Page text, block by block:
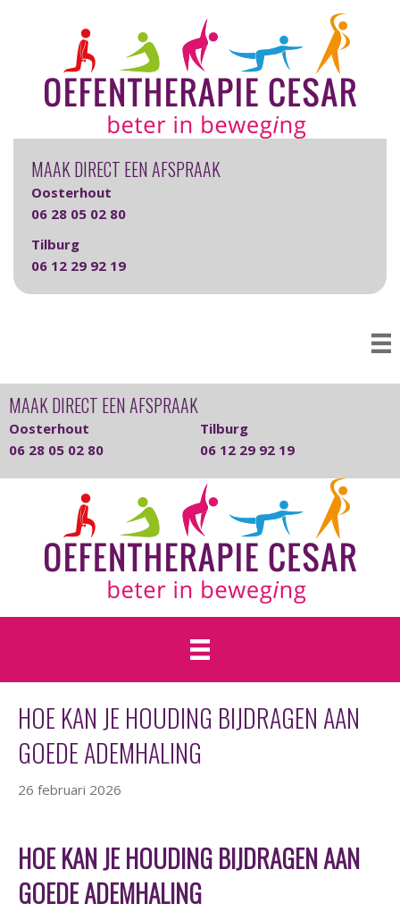
MAAK DIRECT EEN AFSPRAAK
Oosterhout
06 28 05 02 80
Tilburg
06 12 29 92 19
MAAK DIRECT EEN AFSPRAAK
Oosterhout
06 28 05 02 80
Tilburg
06 12 29 92 19
HOE KAN JE HOUDING BIJDRAGEN AAN
GOEDE ADEMHALING
26 februari 2026
HOE KAN JE HOUDING BIJDRAGEN AAN
GOEDE ADEMHALING